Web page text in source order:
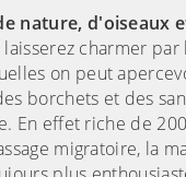
nature, d'oiseaux
charmer par
on peut
borchets et des
En effet riche de
migratoire, la